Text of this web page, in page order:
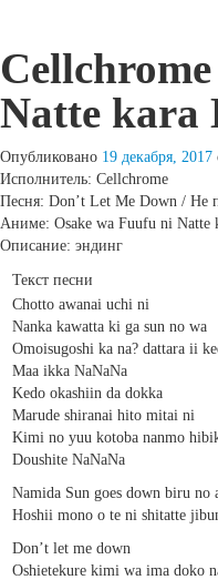
Natte kara
Опубликовано 19 декабря, 2017
Исполнитель: Cellchrome
Песня: Don’t Let Me Down / Не
Аниме: Osake wa Fuufu ni Natte
Описание: эндинг
Текст песни
Chotto awanai uchi ni
Nanka kawatta ki ga sun no wa
Omoisugoshi ka na? dattara ii
Maa ikka NaNaNa
Kedo okashiin da dokka
Marude shiranai hito mitai ni
Kimi no yuu kotoba nanmo
Doushite NaNaNa
Namida Sun goes down biru no
Hoshii mono o te ni shitatte
Don’t let me down
Oshietekure kimi wa ima doko